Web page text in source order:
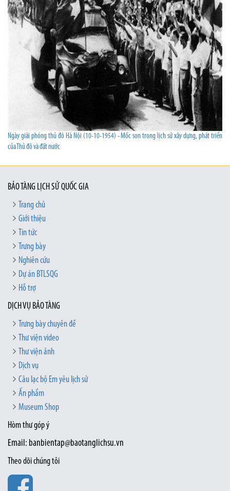
Ngày giải phóng thủ đô Hà Nội (10-10-1954) - Mốc son trong lịch sử xây dựng, phát triển
của Thủ đô và đất nước
BẢO TÀNG LỊCH SỬ QUỐC GIA
Trang chủ
Giới thiệu
Tin tức
Trưng bày
Nghiên cứu
Dự án BTLSQG
Hỗ trợ
DỊCH VỤ BẢO TÀNG
Trưng bày chuyên đề
Thư viện video
Thư viện ảnh
Dịch vụ
Câu lạc bộ Em yêu lịch sử
Ấn phẩm
Museum Shop
Hòm thư góp ý
Email: banbientap@baotanglichsu.vn
Theo dõi chúng tôi